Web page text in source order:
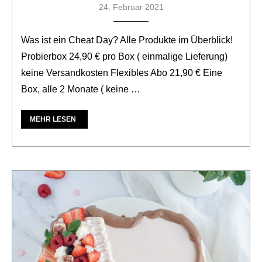
24. Februar 2021
Was ist ein Cheat Day? Alle Produkte im Überblick!
Probierbox 24,90 € pro Box ( einmalige Lieferung)
keine Versandkosten Flexibles Abo 21,90 € Eine
Box, alle 2 Monate ( keine …
MEHR LESEN